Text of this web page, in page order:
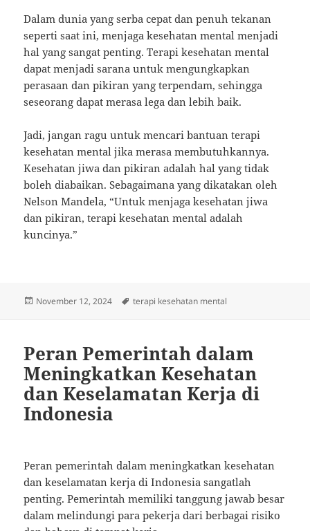
Dalam dunia yang serba cepat dan penuh tekanan
seperti saat ini, menjaga kesehatan mental menjadi
hal yang sangat penting. Terapi kesehatan mental
dapat menjadi sarana untuk mengungkapkan
perasaan dan pikiran yang terpendam, sehingga
seseorang dapat merasa lega dan lebih baik.
Jadi, jangan ragu untuk mencari bantuan terapi
kesehatan mental jika merasa membutuhkannya.
Kesehatan jiwa dan pikiran adalah hal yang tidak
boleh diabaikan. Sebagaimana yang dikatakan oleh
Nelson Mandela, “Untuk menjaga kesehatan jiwa
dan pikiran, terapi kesehatan mental adalah
kuncinya.”
Posted
November 12, 2024 Tags
terapi kesehatan mental
Peran Pemerintah dalam
Meningkatkan Kesehatan
dan Keselamatan Kerja di
Indonesia
Peran pemerintah dalam meningkatkan kesehatan
dan keselamatan kerja di Indonesia sangatlah
penting. Pemerintah memiliki tanggung jawab besar
dalam melindungi para pekerja dari berbagai risiko